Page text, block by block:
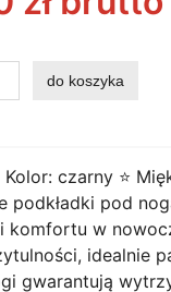
czarny ⭐️
podkładki pod
komfortu w
idealnie
gwarantują